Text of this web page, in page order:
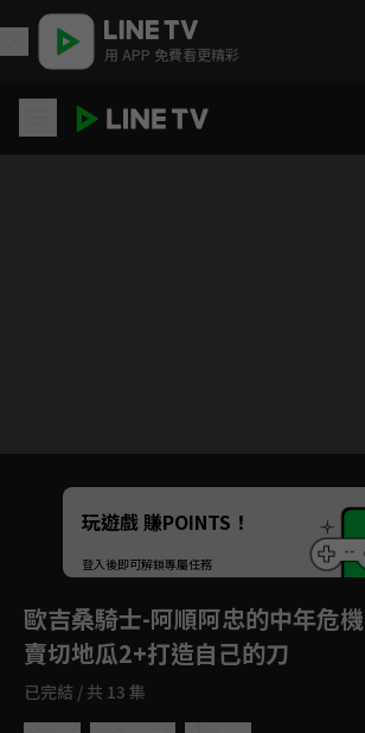
用 APP 免費看更精彩
Unmute
如有不便請見諒
玩遊戲 賺POINTS！
登入後即可解鎖專屬任務
歐吉桑騎士-阿順阿忠的中年危機
賣切地瓜2+打造自己的刀
已完結 / 共 13 集